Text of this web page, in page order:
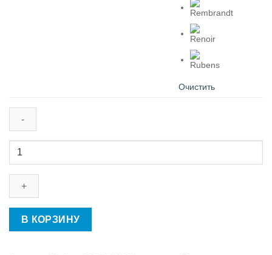
Очистить
Количество
Коллекция
Tarkett
В КОРЗИНУ